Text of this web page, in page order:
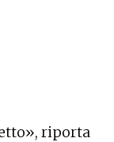
riporta